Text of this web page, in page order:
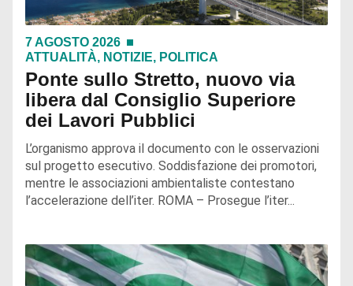
7 AGOSTO 2026
ATTUALITÀ, NOTIZIE, POLITICA
Ponte sullo Stretto, nuovo via
libera dal Consiglio Superiore
dei Lavori Pubblici
L’organismo approva il documento con le osservazioni
sul progetto esecutivo. Soddisfazione dei promotori,
mentre le associazioni ambientaliste contestano
l’accelerazione dell’iter. ROMA – Prosegue l’iter...